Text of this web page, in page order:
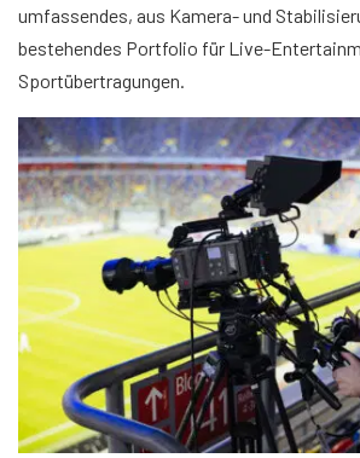
umfassendes, aus Kamera- und
bestehendes Portfolio für Live-
Sportübertragungen.